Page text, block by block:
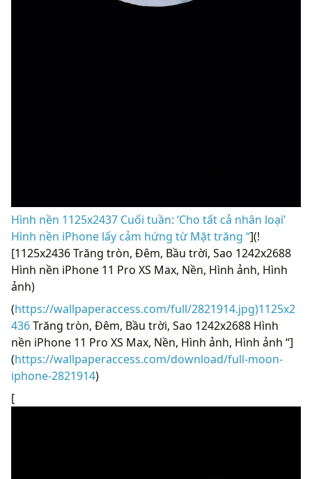
Hình nền 1125x2437 Cuối tuần: ‘Cho tất cả nhân loại’
Hình nền iPhone lấy cảm hứng từ Mặt trăng “](!
[1125x2436 Trăng tròn, Đêm, Bầu trời, Sao 1242x2688
Hình nền iPhone 11 Pro XS Max, Nền, Hình ảnh, Hình
ảnh)
(https://wallpaperaccess.com/full/2821914.jpg)1125x2
436Trăng tròn, Đêm, Bầu trời, Sao 1242x2688 Hình
nền iPhone 11 Pro XS Max, Nền, Hình ảnh, Hình ảnh “]
(https://wallpaperaccess.com/download/full-moon-
iphone-2821914)
[